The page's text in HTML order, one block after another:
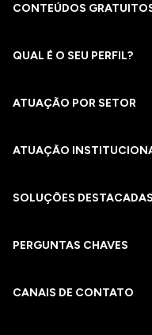
CONTEÚDOS
QUAL É O SEU PERFIL?
ATUAÇÃO POR SETOR
ATUAÇÃO
SOLUÇÕES DESTACADAS
PERGUNTAS CHAVES​
CANAIS DE CONTATO